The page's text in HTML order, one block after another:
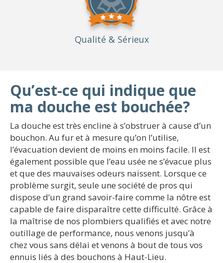
Qualité & Sérieux
Qu’est-ce qui indique que
ma douche est bouchée?
La douche est très encline à s’obstruer à cause d’un
bouchon. Au fur et à mesure qu’on l’utilise,
l’évacuation devient de moins en moins facile. Il est
également possible que l’eau usée ne s’évacue plus
et que des mauvaises odeurs naissent. Lorsque ce
problème surgit, seule une société de pros qui
dispose d’un grand savoir-faire comme la nôtre est
capable de faire disparaître cette difficulté. Grâce à
la maîtrise de nos plombiers qualifiés et avec notre
outillage de performance, nous venons jusqu’à
chez vous sans délai et venons à bout de tous vos
ennuis liés à des bouchons à Haut-Lieu.